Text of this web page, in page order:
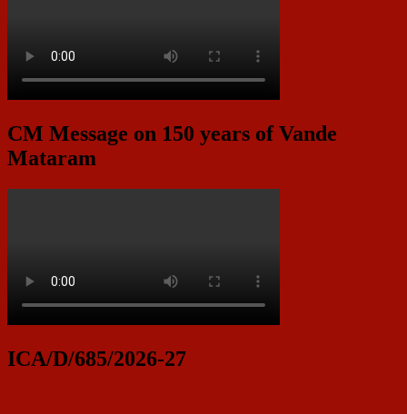
CM Message on 150 years of Vande
Mataram
ICA/D/685/2026-27